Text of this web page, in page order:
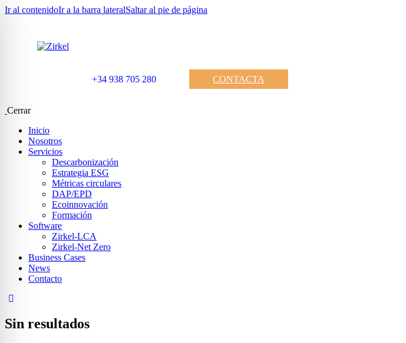
Ir al contenidoIr a la barra lateralSaltar al pie de página
+34 938 705 280 CONTACTA
Cerrar
Inicio
Nosotros
Servicios
Descarbonización
Estrategia ESG
Métricas circulares
DAP/EPD
Ecoinnovación
Formación
Software
Zirkel-LCA
Zirkel-Net Zero
Business Cases
News
Contacto
Sin resultados